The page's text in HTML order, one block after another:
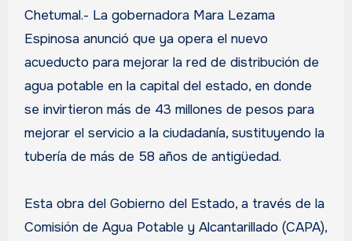
Chetumal.- La gobernadora Mara Lezama
Espinosa anunció que ya opera el nuevo
acueducto para mejorar la red de distribución de
agua potable en la capital del estado, en donde
se invirtieron más de 43 millones de pesos para
mejorar el servicio a la ciudadanía, sustituyendo la
tubería de más de 58 años de antigüedad.
Esta obra del Gobierno del Estado, a través de la
Comisión de Agua Potable y Alcantarillado (CAPA),